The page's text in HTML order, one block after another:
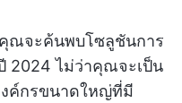
ณจะค้นพบโซลูชันการ
2024 ไม่ว่าคุณจะเป็น
ค์กรขนาดใหญ่ที่มี